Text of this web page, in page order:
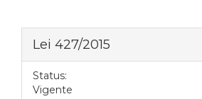
Lei 427/2015
Status:
Vigente